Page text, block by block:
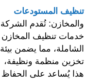
تنظيف المستودعات
والمخازن: تُقدم الشركة
خدمات تنظيف المخازن
الشاملة، مما يضمن بيئة
تخزين منظمة ونظيفة،
هذا يُساعد على الحفاظ